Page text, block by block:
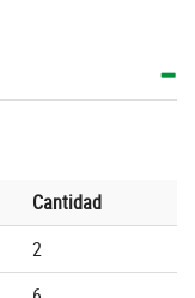
Cantidad
2